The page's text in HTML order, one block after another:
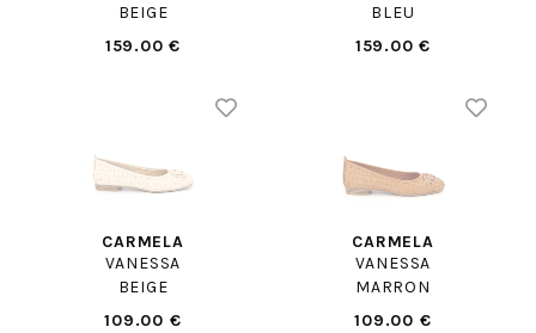
BEIGE
159.00 €
BLEU
159.00 €
CARMELA
VANESSA
BEIGE
109.00 €
CARMELA
VANESSA
MARRON
109.00 €